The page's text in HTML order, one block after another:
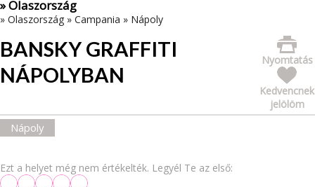
» Olaszország
» Olaszország » Campania » Nápoly
BANSKY GRAFFITI
NÁPOLYBAN
Nyomtatás
Kedvencnek
jelölöm
Nápoly
Ezt a helyet még nem értékelték. Legyél Te az első: